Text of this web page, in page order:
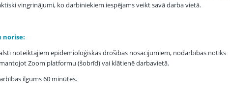
vingrinājumi, ko darbiniekiem iespējams veikt savā darba vietā.
norise:
noteiktajiem epidemioloģiskās drošības nosacījumiem, nodarbības notiks
Zoom platformu (šobrīd) vai klātienē darbavietā.
ilgums 60 minūtes.